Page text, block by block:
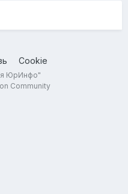
Cookie
ЮрИнфо"
Community